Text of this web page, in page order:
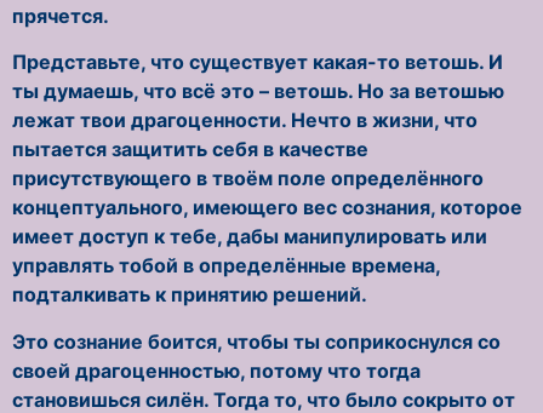
прячется.
Представьте, что существует какая-то ветошь. И
ты думаешь, что всё это – ветошь. Но за ветошью
лежат твои драгоценности. Нечто в жизни, что
пытается защитить себя в качестве
присутствующего в твоём поле определённого
концептуального, имеющего вес сознания, которое
имеет доступ к тебе, дабы манипулировать или
управлять тобой в определённые времена,
подталкивать к принятию решений.
Это сознание боится, чтобы ты соприкоснулся со
своей драгоценностью, потому что тогда
становишься силён. Тогда то, что было сокрыто от